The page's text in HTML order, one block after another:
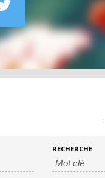
RECHERCHE